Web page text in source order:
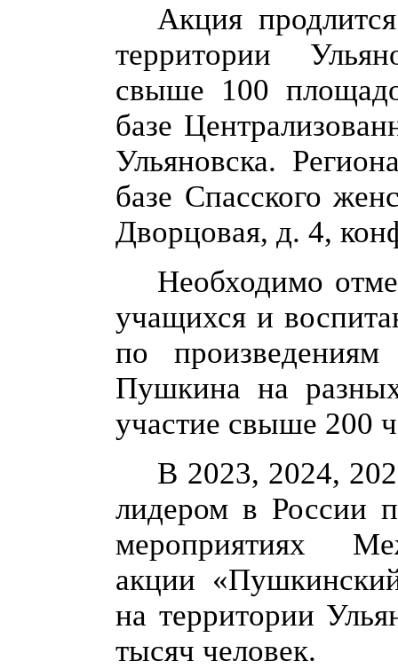
Акция
территории
свыше 100
базе
Ульяновска.
базе Спасского
Дворцовая, д. 4,
Необходимо
учащихся и
по
Пушкина на
участие свыше 200
В 2023, 2024,
лидером в России
мероприятиях
акции
на территории
тысяч человек.